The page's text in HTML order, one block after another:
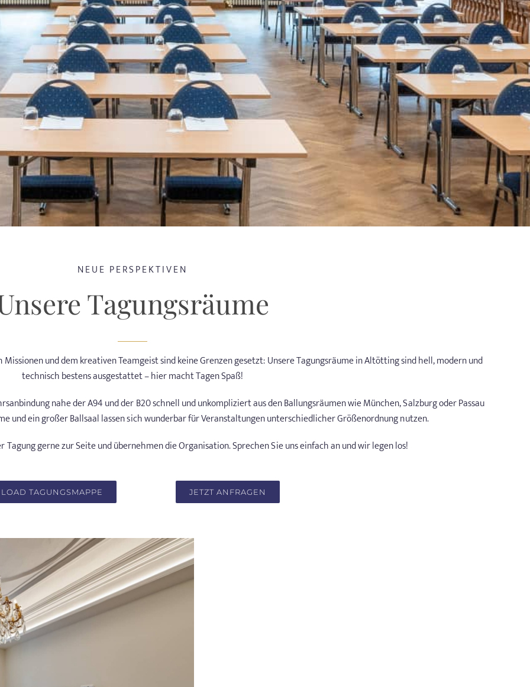
NEUE PERSPEKTIVEN
Tagungsräume
und dem kreativen Teamgeist sind keine Grenzen gesetzt: Unsere Tagungsräume in Altötting sind hell, modern und
technisch bestens ausgestattet – hier macht Tagen Spaß!
nahe der A94 und der B20 schnell und unkompliziert aus den Ballungsräumen wie München, Salzburg oder Passau
und ein großer Ballsaal lassen sich wunderbar für Veranstaltungen unterschiedlicher Größenordnung nutzen.
gerne zur Seite und übernehmen die Organisation. Sprechen Sie uns einfach an und wir legen los!
TAGUNGSMAPPE JETZT ANFRAGEN